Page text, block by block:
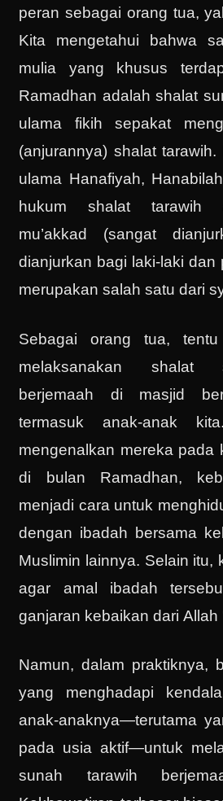
peran sebagai orang tua,
Kita mengetahui bahwa
mulia yang khusus
Ramadhan adalah shalat
ulama fikih sepakat
(anjurannya) shalat
ulama Hanafiyah,
hukum shalat tarawih
mu’akkad (sangat
dianjurkan bagi laki-laki dan
merupakan salah satu dari
Sebagai orang tua,
melaksanakan shalat
berjemaah di masjid
termasuk anak-anak
mengenalkan mereka pada
di bulan Ramadhan,
menjadi cara untuk
dengan ibadah bersama
Muslimin lainnya. Selain itu,
agar amal ibadah
ganjaran kebaikan dari Allah
Namun, dalam praktiknya,
yang menghadapi
anak-anaknya—terutama
pada usia aktif—untuk
sunah tarawih